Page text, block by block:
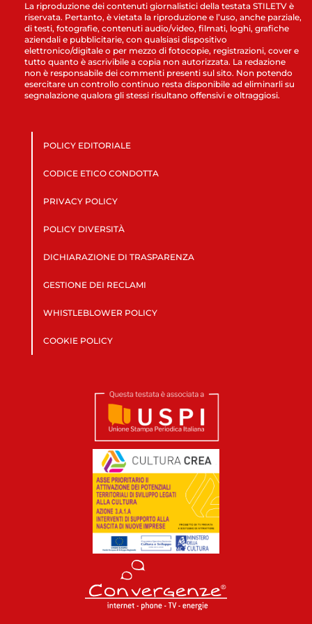
La riproduzione dei contenuti giornalistici della testata STILETV è
riservata. Pertanto, è vietata la riproduzione e l’uso, anche parziale,
di testi, fotografie, contenuti audio/video, filmati, loghi, grafiche
aziendali e pubblicitarie, con qualsiasi dispositivo
elettronico/digitale o per mezzo di fotocopie, registrazioni, cover e
tutto quanto è ascrivibile a copia non autorizzata. La redazione
non è responsabile dei commenti presenti sul sito. Non potendo
esercitare un controllo continuo resta disponibile ad eliminarli su
segnalazione qualora gli stessi risultano offensivi e oltraggiosi.
POLICY EDITORIALE
CODICE ETICO CONDOTTA
PRIVACY POLICY
POLICY DIVERSITÀ
DICHIARAZIONE DI TRASPARENZA
GESTIONE DEI RECLAMI
WHISTLEBLOWER POLICY
COOKIE POLICY